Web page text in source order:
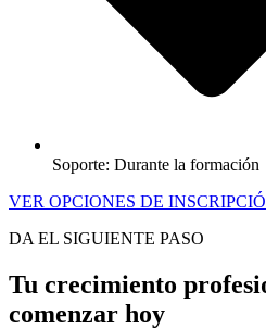
Soporte: Durante la formación
VER OPCIONES DE
DA EL SIGUIENTE PASO
Tu crecimiento
comenzar hoy